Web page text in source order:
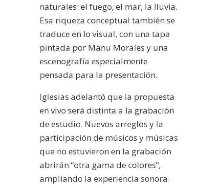
naturales: el fuego, el mar, la lluvia.
Esa riqueza conceptual también se
traduce en lo visual, con una tapa
pintada por Manu Morales y una
escenografía especialmente
pensada para la presentación.
Iglesias adelantó que la propuesta
en vivo será distinta a la grabación
de estudio. Nuevos arreglos y la
participación de músicos y músicas
que no estuvieron en la grabación
abrirán “otra gama de colores”,
ampliando la experiencia sonora.